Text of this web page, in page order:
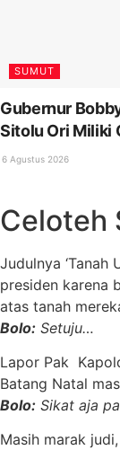
SUMUT
Gubernur
Sitolu Ori Miliki
6 Agustus 2026
Celoteh
Judulnya ‘Tanah
presiden karena
atas tanah
Bolo: Setuju…
Lapor Pak
Batang Natal
Bolo: Sikat aja
Masih marak